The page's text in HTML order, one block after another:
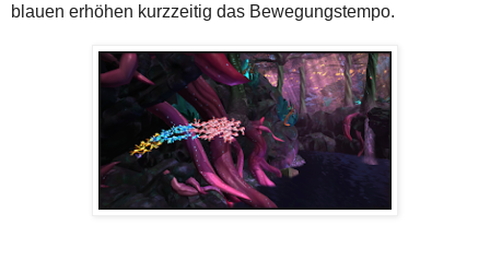
blauen erhöhen kurzzeitig das Bewegungstempo.